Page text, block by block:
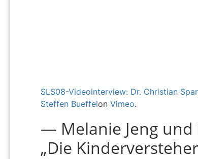
SLS08-Videointerview: Dr. Christian
Steffen Bueffelon Vimeo.
— Melanie Jeng und
„Die